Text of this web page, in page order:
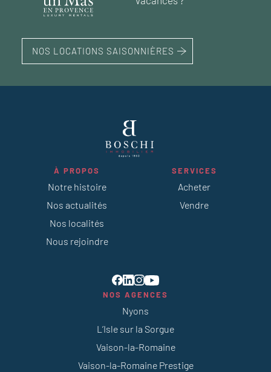
NOS LOCATIONS SAISONNIÈRES
À PROPOS
Notre histoire
Nos actualités
Nos localités
Nous rejoindre
SERVICES
Acheter
Vendre
NOS AGENCES
Nyons
L’Isle sur la Sorgue
Vaison-la-Romaine
Vaison-la-Romaine Prestige